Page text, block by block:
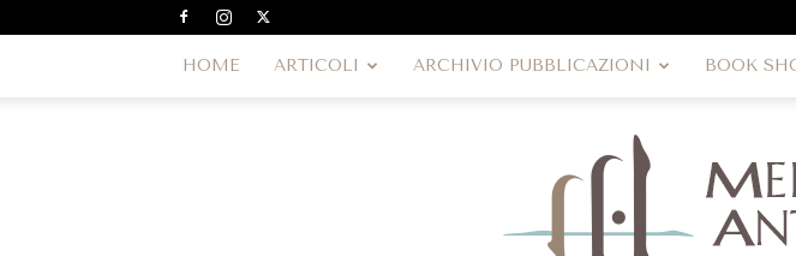
HOME ARTICOLI ARCHIVIO PUBBLICAZIONI BOOK